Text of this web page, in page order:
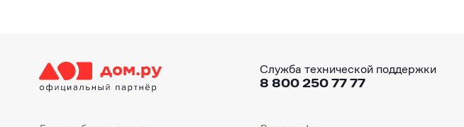
Служба технической поддержки
8 800 250 77 77